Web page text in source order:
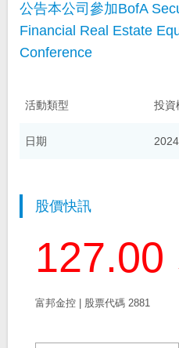
公告本公司參加BofA
Financial Real Estate
Conference
活動類型 投資
日期
金控組織架構
金控子公司成員
問答集
財務摘要
每月自結盈餘
財務報告
信用評等
法說會資訊
公司債發行
聯絡窗口
電郵提示
股價快訊
127.00
富邦金控 | 股票代碼 2881